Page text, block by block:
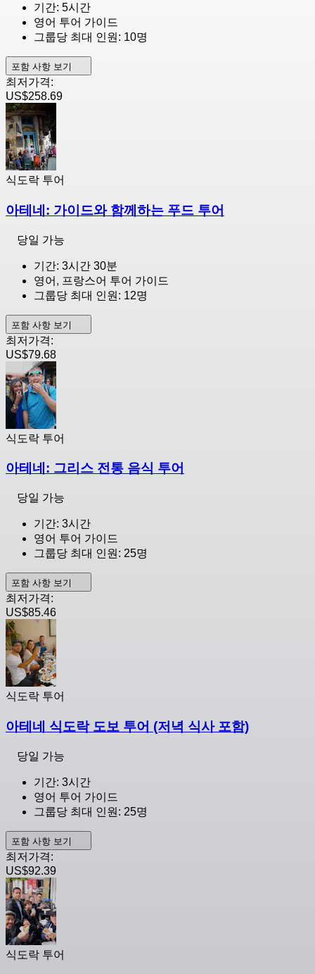
기간: 5시간
영어 투어 가이드
그룹당 최대 인원: 10명
포함 사항 보기
최저가격:
US$258.69
식도락 투어
아테네: 가이드와 함께하는 푸드 투어
당일 가능
기간: 3시간 30분
영어, 프랑스어 투어 가이드
그룹당 최대 인원: 12명
포함 사항 보기
최저가격:
US$79.68
식도락 투어
아테네: 그리스 전통 음식 투어
당일 가능
기간: 3시간
영어 투어 가이드
그룹당 최대 인원: 25명
포함 사항 보기
최저가격:
US$85.46
식도락 투어
아테네 식도락 도보 투어 (저녁 식사 포함)
당일 가능
기간: 3시간
영어 투어 가이드
그룹당 최대 인원: 25명
포함 사항 보기
최저가격:
US$92.39
식도락 투어